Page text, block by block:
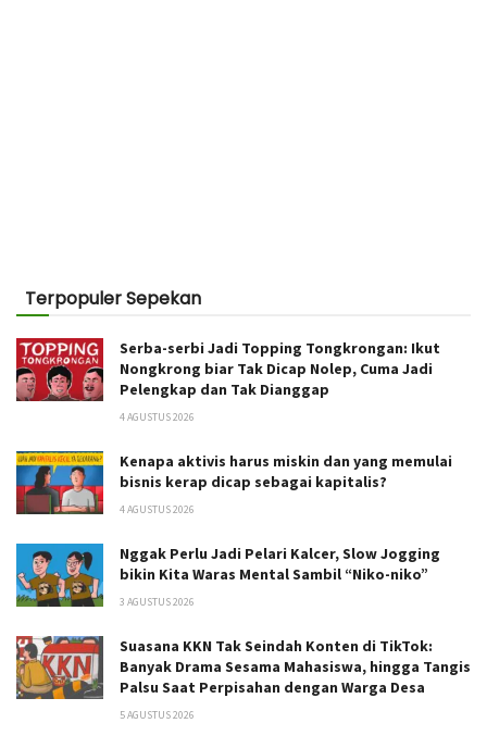
Terpopuler Sepekan
Serba-serbi Jadi Topping Tongkrongan: Ikut
Nongkrong biar Tak Dicap Nolep, Cuma Jadi
Pelengkap dan Tak Dianggap
4 AGUSTUS 2026
Kenapa aktivis harus miskin dan yang memulai
bisnis kerap dicap sebagai kapitalis?
4 AGUSTUS 2026
Nggak Perlu Jadi Pelari Kalcer, Slow Jogging
bikin Kita Waras Mental Sambil “Niko-niko”
3 AGUSTUS 2026
Suasana KKN Tak Seindah Konten di TikTok:
Banyak Drama Sesama Mahasiswa, hingga Tangis
Palsu Saat Perpisahan dengan Warga Desa
5 AGUSTUS 2026